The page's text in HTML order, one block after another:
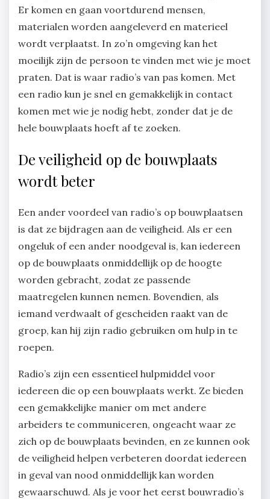
Er komen en gaan voortdurend mensen,
materialen worden aangeleverd en materieel
wordt verplaatst. In zo’n omgeving kan het
moeilijk zijn de persoon te vinden met wie je moet
praten. Dat is waar radio’s van pas komen. Met
een radio kun je snel en gemakkelijk in contact
komen met wie je nodig hebt, zonder dat je de
hele bouwplaats hoeft af te zoeken.
De veiligheid op de bouwplaats
wordt beter
Een ander voordeel van radio’s op bouwplaatsen
is dat ze bijdragen aan de veiligheid. Als er een
ongeluk of een ander noodgeval is, kan iedereen
op de bouwplaats onmiddellijk op de hoogte
worden gebracht, zodat ze passende
maatregelen kunnen nemen. Bovendien, als
iemand verdwaalt of gescheiden raakt van de
groep, kan hij zijn radio gebruiken om hulp in te
roepen.
Radio’s zijn een essentieel hulpmiddel voor
iedereen die op een bouwplaats werkt. Ze bieden
een gemakkelijke manier om met andere
arbeiders te communiceren, ongeacht waar ze
zich op de bouwplaats bevinden, en ze kunnen ook
de veiligheid helpen verbeteren doordat iedereen
in geval van nood onmiddellijk kan worden
gewaarschuwd. Als je voor het eerst bouwradio’s